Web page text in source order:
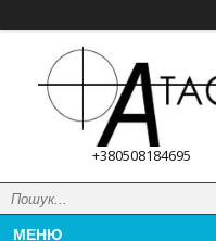
+380508184695